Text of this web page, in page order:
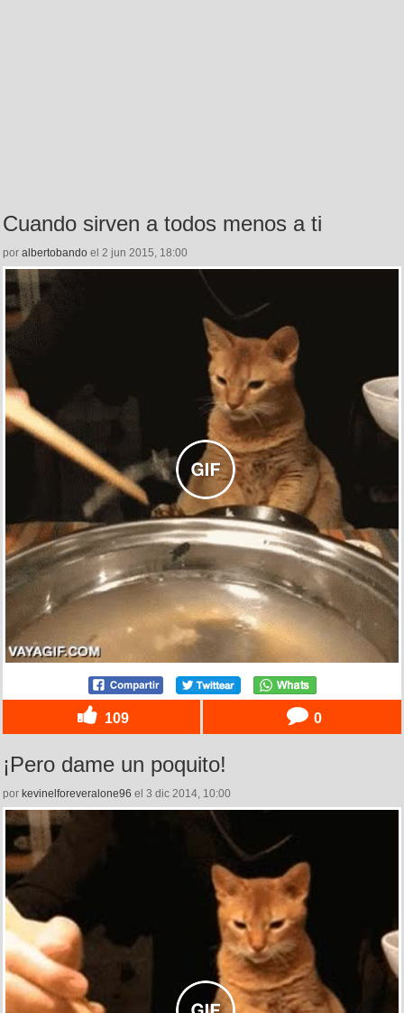
Cuando sirven a todos menos a ti
por albertobando el 2 jun 2015, 18:00
109 0
¡Pero dame un poquito!
por kevinelforeveralone96 el 3 dic 2014, 10:00